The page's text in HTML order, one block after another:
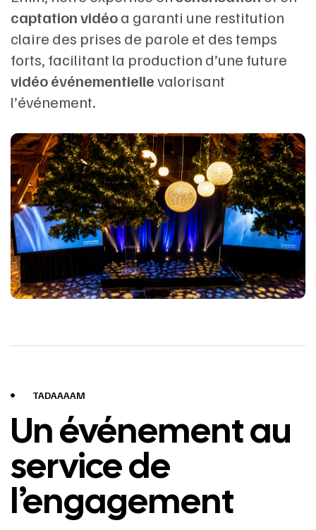
captation vidéoa garanti une restitution
claire des prises de parole et des temps
forts, facilitant la production d’une future
vidéo événementiellevalorisant
l’événement.
TADAAAAM
Un événement au
service de
l’engagement